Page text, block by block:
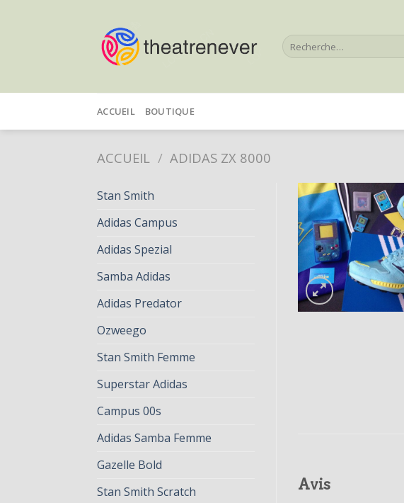
Recherche
pour :
ACCUEIL BOUTIQUE
ACCUEIL / ADIDAS ZX 8000
Stan Smith
Adidas Campus
Adidas Spezial
Samba Adidas
Adidas Predator
Ozweego
Stan Smith Femme
Superstar Adidas
Campus 00s
Adidas Samba Femme
Gazelle Bold
Stan Smith Scratch
Avis